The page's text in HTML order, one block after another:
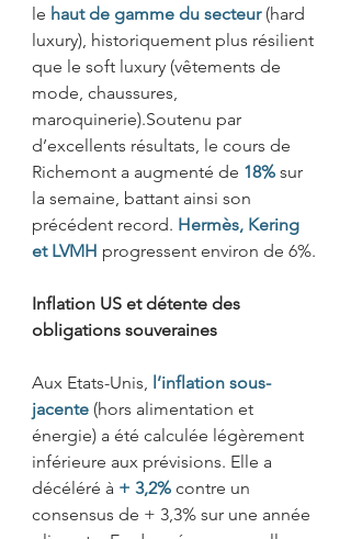
le haut de gamme du secteur (hard
luxury), historiquement plus résilient
que le soft luxury (vêtements de
mode, chaussures,
maroquinerie).Soutenu par
d’excellents résultats, le cours de
Richemont a augmenté de 18% sur
la semaine, battant ainsi son
précédent record. Hermès, Kering
et LVMH progressent environ de 6%.
Inflation US et détente des
obligations souveraines
Aux Etats-Unis, l’inflation sous-
jacente (hors alimentation et
énergie) a été calculée légèrement
inférieure aux prévisions. Elle a
décéléré à + 3,2% contre un
consensus de + 3,3% sur une année